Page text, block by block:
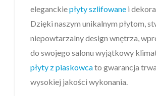
eleganckiepłyty szlifowane i
Dzięki naszym unikalnym płytom,
niepowtarzalny design wnętrza,
do swojego salonu wyjątkowy
płyty z piaskowcato gwarancja
wysokiej jakości wykonania.